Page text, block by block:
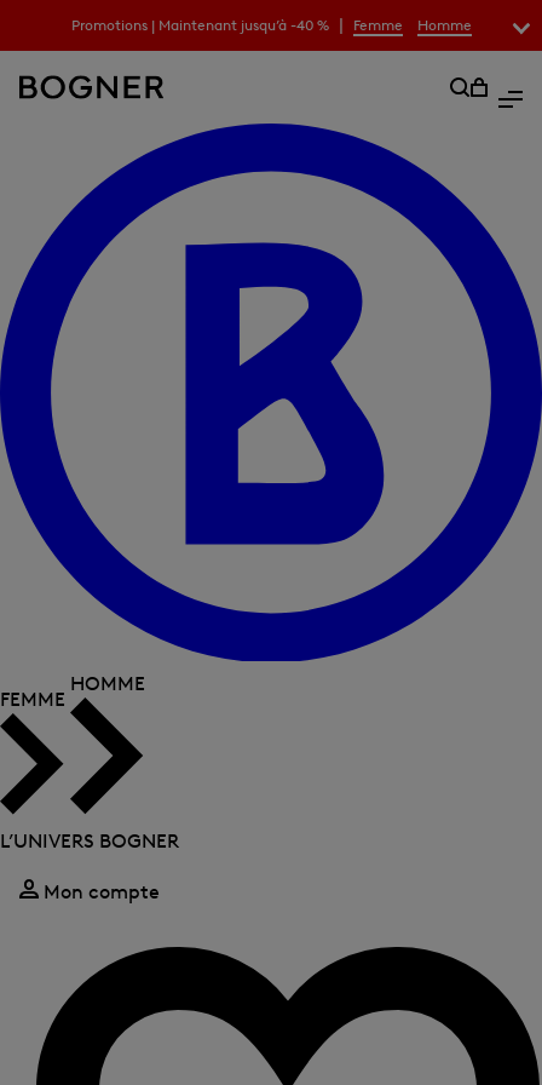
recherche
Promotions | Maintenant jusqu’à -40 % | Femme Homme
FEMME
HOMME
L’UNIVERS BOGNER
Mon compte